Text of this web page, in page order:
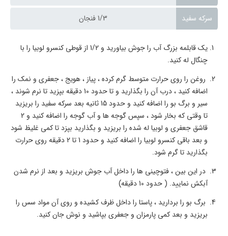
سرکه سفید 1/3 فنجان
یک قابلمه بزرگ آب را جوش بیاورید و 1/2 از قوطی کنسرو لوبیا را با
چنگال له کنید.
روغن را روی حرارت متوسط گرم کرده ، پیاز ، هویج ، جعفری و نمک را
اضافه کنید ، درب آن را بگذارید و تا حدود 10 دقیقه بپزید تا نرم شوند ،
سیر و برگ بو را اضافه کنید و حدود 15 ثانیه بعد سرکه سفید را بریزید
تا وقتی که بخار شود ، سپس گوجه ها و آب گوجه را اضافه کنید و 2
قاشق جعفری و لوبیا له شده را بریزید و بگذارید بپزد تا کمی غلیظ شود
و بعد باقی کنسرو لوبیا را اضافه کنید و حدود 1 تا 2 دقیقه روی حرارت
بگذارید تا گرم شود.
در این بین ، فتوچینی ها را داخل آب جوش بریزید و بعد از نرم شدن
آبکش نمایید. ( حدود 10 دقیقه)
برگ بو را بردارید ، پاستا را داخل ظرف کشیده و روی آن مواد سس را
بریزید و بعد کمی پارمزان و جعفری بپاشید و نوش جان کنید.